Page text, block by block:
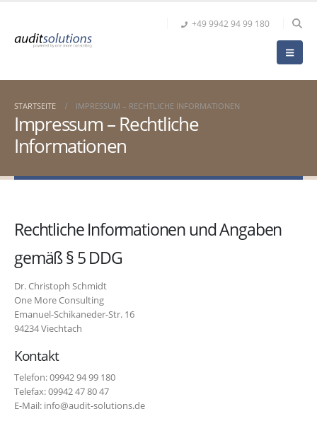
+49 9942 94 99 180
STARTSEITE IMPRESSUM – RECHTLICHE INFORMATIONEN​
Impressum – Rechtliche
Informationen​
Rechtliche Informationen und Angaben
gemäß § 5 DDG
Dr. Christoph Schmidt
One More Consulting
Emanuel-Schikaneder-Str. 16
94234 Viechtach
Kontakt
Telefon: 09942 94 99 180
Telefax: 09942 47 80 47
E-Mail: info@audit-solutions.de